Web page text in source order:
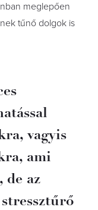
meglepően
tűnő dolgok is
vagyis
ami
de az